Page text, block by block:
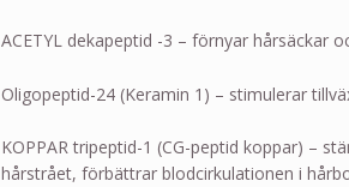
ACETYL dekapeptid -3 – förnyar hårsäckar
Oligopeptid-24 (Keramin 1) – stimulerar
KOPPAR tripeptid-1 (CG-peptid koppar) –
hårstrået, förbättrar blodcirkulationen i